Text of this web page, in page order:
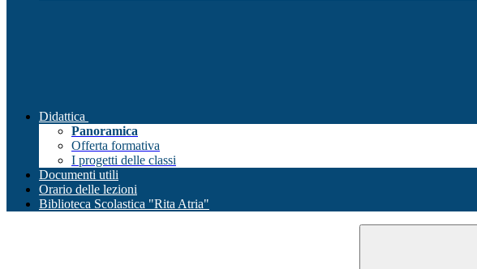
Didattica
Panoramica
Offerta formativa
I progetti delle classi
Documenti utili
Orario delle lezioni
Biblioteca Scolastica "Rita Atria"